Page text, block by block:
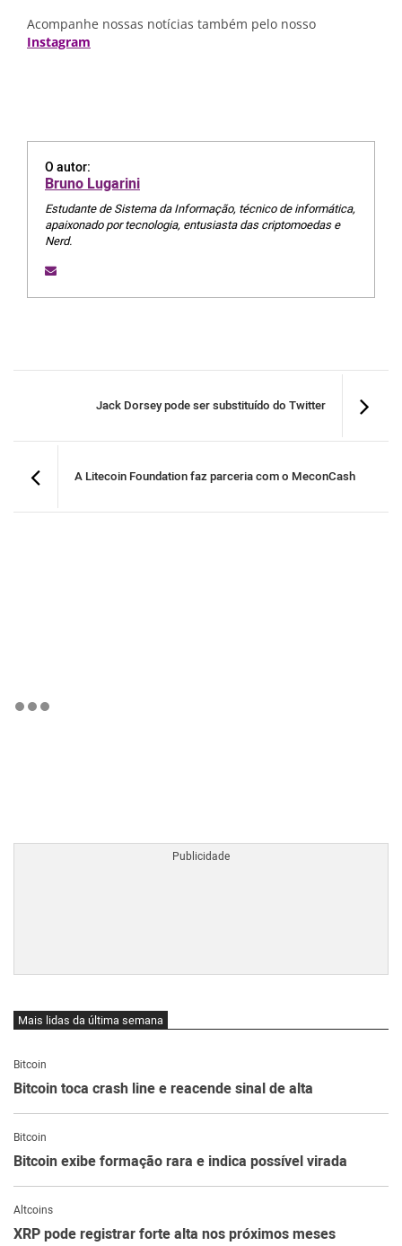
Acompanhe nossas notícias também pelo nosso
Instagram
O autor:
Bruno Lugarini
Estudante de Sistema da Informação, técnico de informática,
apaixonado por tecnologia, entusiasta das criptomoedas e
Nerd.
Jack Dorsey pode ser substituído do Twitter
A Litecoin Foundation faz parceria com o MeconCash
Mais lidas da última semana
Bitcoin
Bitcoin toca crash line e reacende sinal de alta
Bitcoin
Bitcoin exibe formação rara e indica possível virada
Altcoins
XRP pode registrar forte alta nos próximos meses